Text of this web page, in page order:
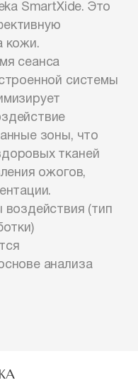
SmartXide. Это
кожи.
сеанса
системы
зоны, что
тканей
ожогов,
воздействия (тип
анализа